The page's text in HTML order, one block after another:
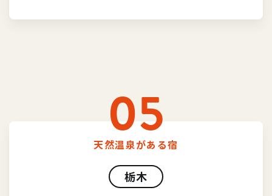
05
天然温泉がある宿
栃木